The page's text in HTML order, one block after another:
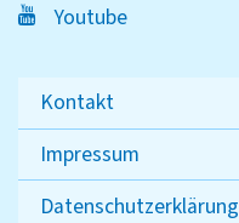
Youtube
Kontakt
Impressum
Datenschutzerklärung